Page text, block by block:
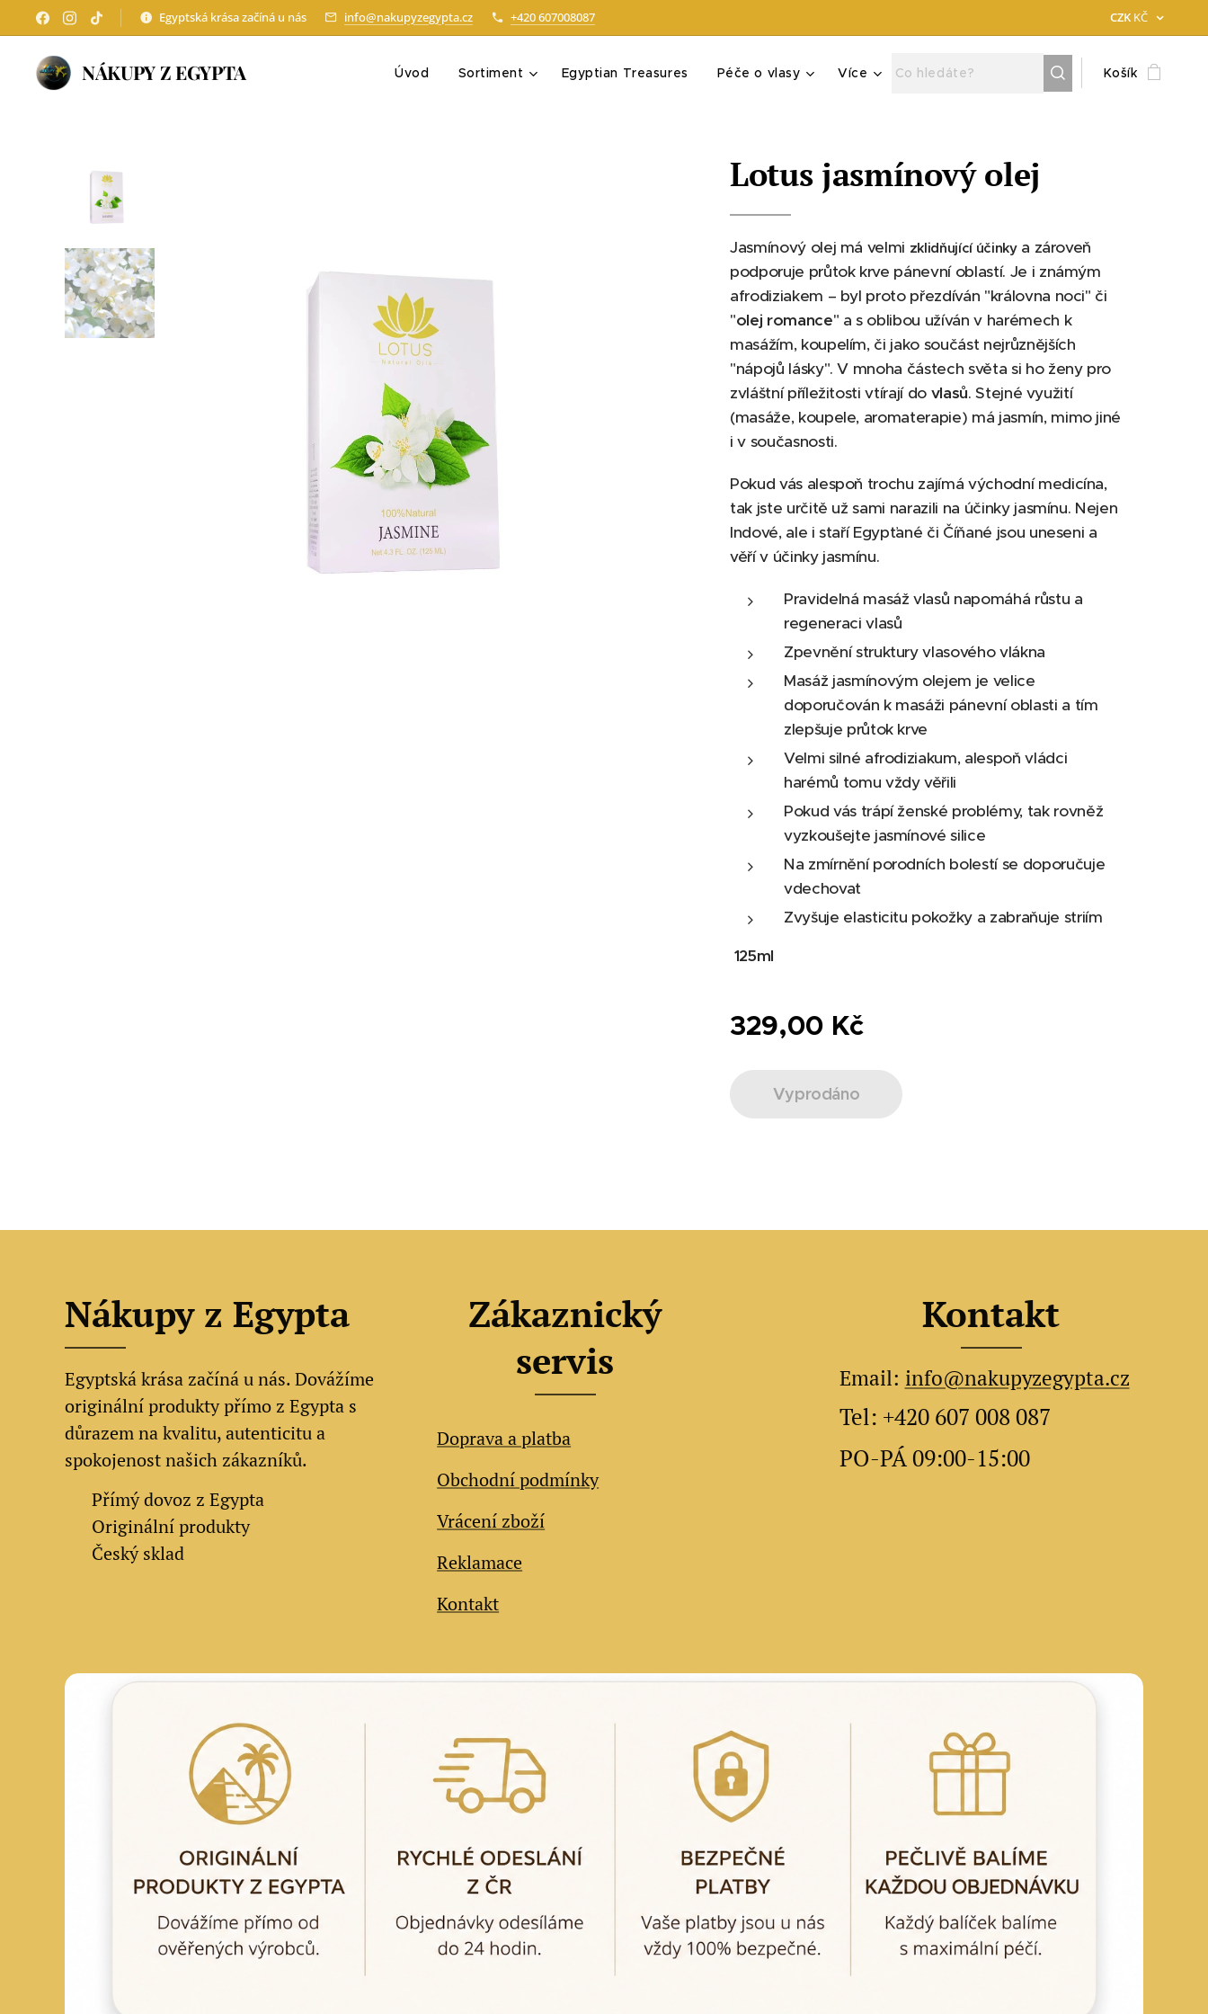
Egyptská krása začíná u nás info@nakupyzegypta.cz +420 607008087 CZK KČ
NÁKUPY Z EGYPTA Úvod Sortiment Egyptian Treasures Péče o vlasy Více Košík
Lotus jasmínový olej
Jasmínový olej má velmi zklidňující účinkya zároveň
podporuje průtok krve pánevní oblastí. Je i známým
afrodiziakem – byl proto přezdíván "královna noci" či
"olej romance" a s oblibou užíván v harémech k
masážím, koupelím, či jako součást nejrůznějších
"nápojů lásky". V mnoha částech světa si ho ženy pro
zvláštní příležitosti vtírají do vlasů. Stejné využití
(masáže, koupele, aromaterapie) má jasmín, mimo jiné
i v současnosti.
Pokud vás alespoň trochu zajímá východní medicína,
tak jste určitě už sami narazili na účinky jasmínu. Nejen
Indové, ale i staří Egypťané či Číňané jsou uneseni a
věří v účinky jasmínu.
Pravidelná masáž vlasů napomáhá růstu a
regeneraci vlasů
Zpevnění struktury vlasového vlákna
Masáž jasmínovým olejem je velice
doporučován k masáži pánevní oblasti a tím
zlepšuje průtok krve
Velmi silné afrodiziakum, alespoň vládci
harémů tomu vždy věřili
Pokud vás trápí ženské problémy, tak rovněž
vyzkoušejte jasmínové silice
Na zmírnění porodních bolestí se doporučuje
vdechovat
Zvyšuje elasticitu pokožky a zabraňuje striím
125ml
329,00 Kč
Vyprodáno
Nákupy z Egypta
Egyptská krása začíná u nás. Dovážíme
originální produkty přímo z Egypta s
důrazem na kvalitu, autenticitu a
spokojenost našich zákazníků.
Přímý dovoz z Egypta
Originální produkty
✔ Český sklad
Zákaznický
servis
Doprava a platba
Obchodní podmínky
Vrácení zboží
Reklamace
Kontakt
Kontakt
Email: info@nakupyzegypta.cz
Tel: +420 607 008 087
PO-PÁ 09:00-15:00